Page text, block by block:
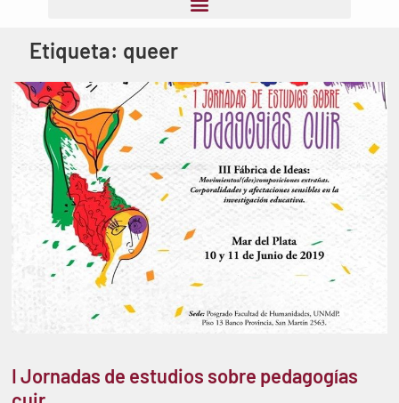
Etiqueta: queer
I Jornadas de estudios sobre pedagogías